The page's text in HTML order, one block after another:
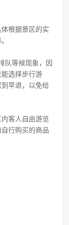
根据景区的实
队等候现象，因
选择步行游
早退，以免给
客人自由游览
行购买的商品